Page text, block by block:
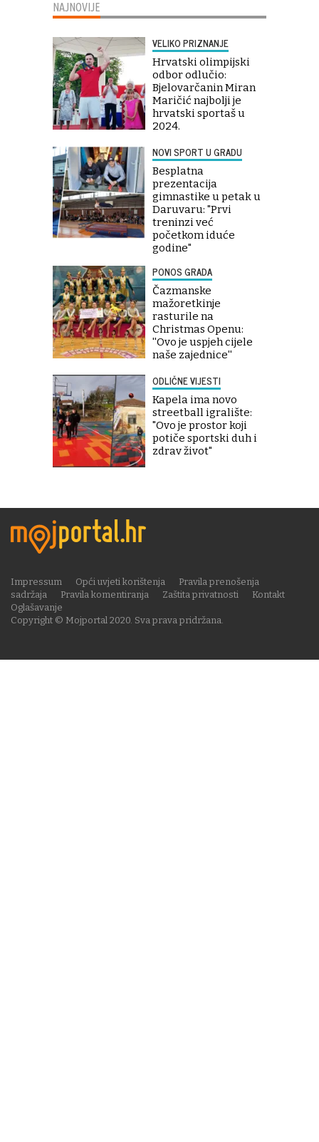
NAJNOVIJE
VELIKO PRIZNANJE
Hrvatski olimpijski
odbor odlučio:
Bjelovarčanin Miran
Maričić najbolji je
hrvatski sportaš u
2024.
NOVI SPORT U GRADU
Besplatna
prezentacija
gimnastike u petak u
Daruvaru: "Prvi
treninzi već
početkom iduće
godine"
PONOS GRADA
Čazmanske
mažoretkinje
rasturile na
Christmas Openu:
''Ovo je uspjeh cijele
naše zajednice''
ODLIČNE VIJESTI
Kapela ima novo
streetball igralište:
"Ovo je prostor koji
potiče sportski duh i
zdrav život"
Copyright © Mojportal 2020. Sva prava pridržana.
Impressum Opći uvjeti korištenja
Pravila prenošenja
sadržaja
Pravila komentiranja Zaštita privatnosti
Kontakt
Oglašavanje